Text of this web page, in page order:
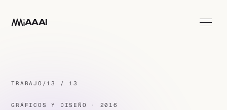
AAAI
TRABAJO /13 / 13
GRÁFICOS Y DISEÑO · 2016